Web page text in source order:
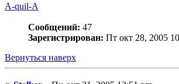
A-quil-A
Сообщений: 47
Зарегистрирован: Пт окт 28, 2005
Вернуться наверх